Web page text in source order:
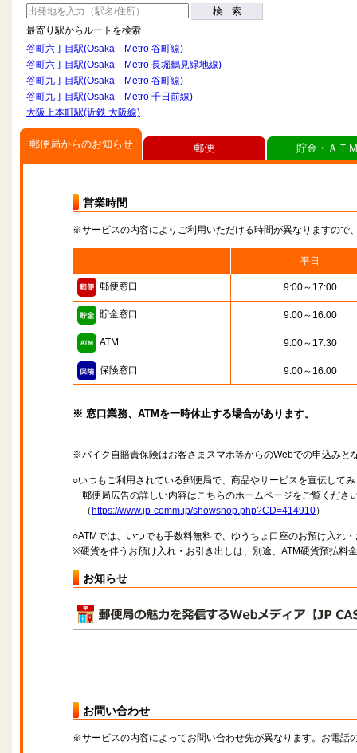
検 索
最寄り駅からルートを検索
谷町六丁目駅(Osaka Metro 谷町線)
谷町六丁目駅(Osaka Metro 長堀鶴見緑地線)
谷町九丁目駅(Osaka Metro 谷町線)
谷町九丁目駅(Osaka Metro 千日前線)
大阪上本町駅(近鉄 大阪線)
郵便局からのお知らせ
営業時間
※サービスの内容によりご利用いただける時間が異なりますので
平日
郵便窓口 9:00～17:00
貯金窓口 9:00～16:00
ATM 9:00～17:30
保険窓口 9:00～16:00
※ 窓口業務、ATMを一時休止する場合があります。
※バイク自賠責保険はお客さまスマホ等からのWebでの申込みと
○いつもご利用されている郵便局で、商品やサービスを宣伝して
郵便局広告の詳しい内容はこちらのホームページをご覧くださ
（ https://www.jp-comm.jp/showshop.php?CD=414910）
○ATMでは、いつでも手数料無料で、ゆうちょ口座のお預け入れ
※硬貨を伴うお預け入れ・お引き出しは、別途、ATM硬貨預払料
お知らせ
お問い合わせ
※サービスの内容によってお問い合わせ先が異なります。お電話
郵便 貯金・ＡＴ